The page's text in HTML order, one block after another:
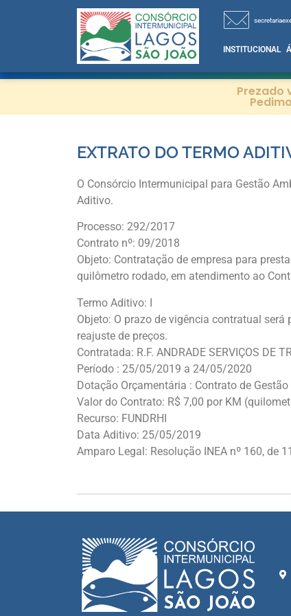
INSTITUCIONAL
Prezado
EXTRATO DO TERMO
O Consórcio Intermunicipal para Gestão
Aditivo.
Processo: 292/2017
Contrato nº: 09/2018
Objeto: Contratação de empresa para
quilômetro rodado, em atendimento ao
Termo Aditivo: I
Objeto: O prazo de vigência contratual
reajuste de preços.
Contratada: R.F. ANDRADE SERVIÇOS DE
Período : 25/05/2019 a 24/05/2020
Dotação Orçamentária : Contrato de
Valor do Contrato: R$ 7,00 por KM
Recurso: FUNDRHI
Data Aditivo: 25/05/2019
Amparo Legal: Resolução INEA nº 160, de